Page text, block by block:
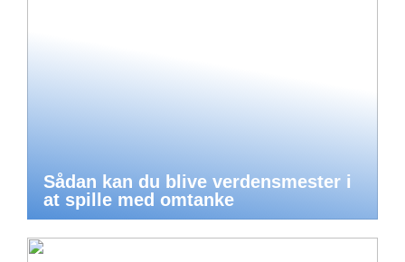
Sådan kan du blive verdensmester i
at spille med omtanke